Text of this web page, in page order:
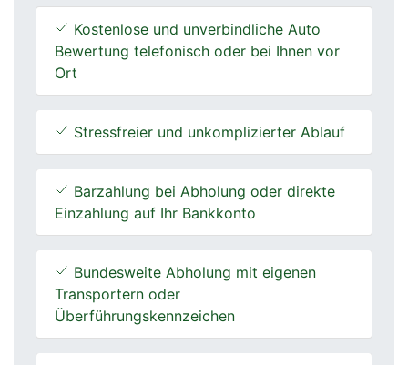
Kostenlose und unverbindliche Auto
Bewertung telefonisch oder bei Ihnen vor
Ort
Stressfreier und unkomplizierter Ablauf
Barzahlung bei Abholung oder direkte
Einzahlung auf Ihr Bankkonto
Bundesweite Abholung mit eigenen
Transportern oder
Überführungskennzeichen